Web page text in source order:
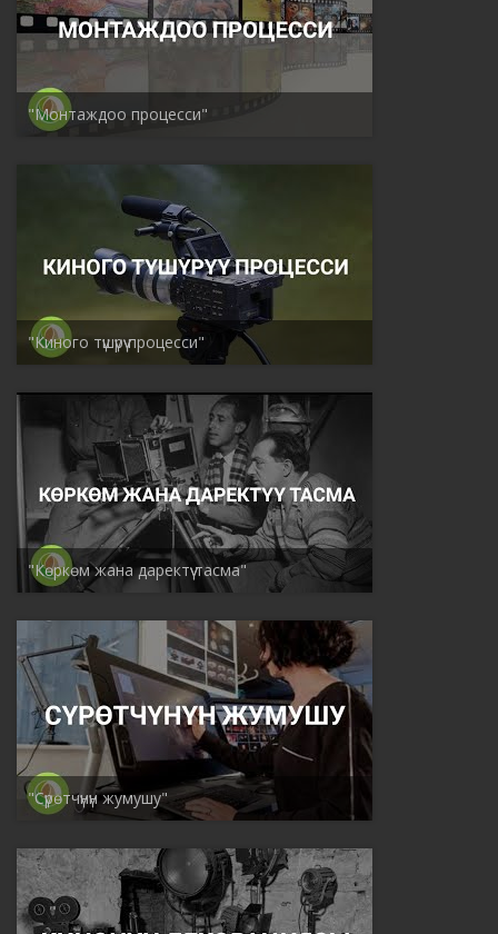
"Монтаждоо процесси"
"Киного түшүрүү процесси"
"Көркөм жана даректүү тасма"
"Сүрөтчүнүн жумушу"